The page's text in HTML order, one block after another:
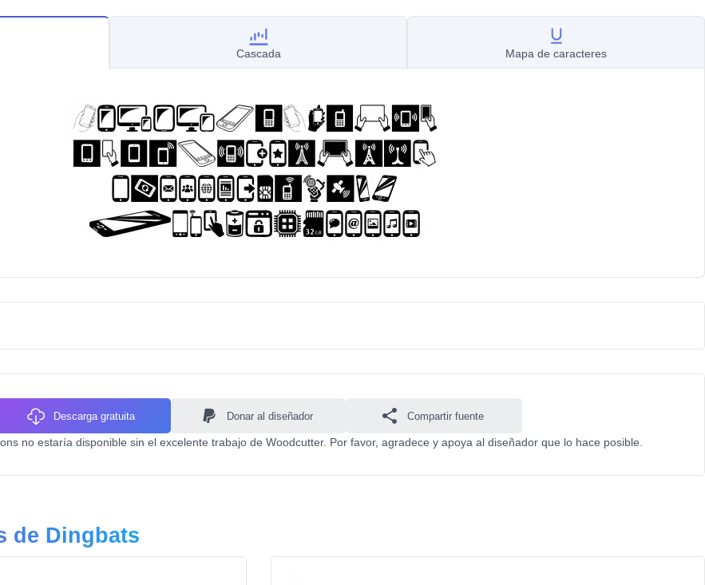
Cascada Mapa de caracteres
Descarga gratuita Donar al diseñador Compartir fuente
no estaría disponible sin el excelente trabajo de Woodcutter. Por favor, agradece y apoya al diseñador que lo hace posible.
de Dingbats